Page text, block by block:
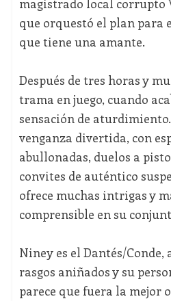
magistrado local
que orquestó el plan para
que tiene una amante.
Después de tres horas y
trama en juego, cuando
sensación de
venganza divertida, con
abullonadas, duelos a
convites de auténtico
ofrece muchas intrigas y
comprensible en su
Niney es el Dantés/Conde,
rasgos aniñados y su
parece que fuera la mejor